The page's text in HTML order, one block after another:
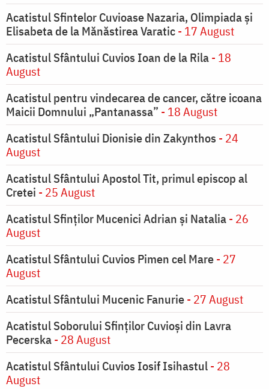
Acatistul Sfintelor Cuvioase Nazaria, Olimpiada și
Elisabeta de la Mănăstirea Varatic- 17 August
Acatistul Sfântului Cuvios Ioan de la Rila- 18
August
Acatistul pentru vindecarea de cancer, către icoana
Maicii Domnului „Pantanassa” - 18 August
Acatistul Sfântului Dionisie din Zakynthos - 24
August
Acatistul Sfântului Apostol Tit, primul episcop al
Cretei - 25 August
Acatistul Sfinților Mucenici Adrian și Natalia- 26
August
Acatistul Sfântului Cuvios Pimen cel Mare- 27
August
Acatistul Sfântului Mucenic Fanurie- 27 August
Acatistul Soborului Sfinților Cuvioși din Lavra
Pecerska- 28 August
Acatistul Sfântului Cuvios Iosif Isihastul- 28
August